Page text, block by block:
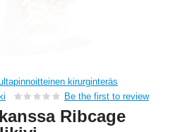
kirurginteräs
Be the first to review
Ribcage